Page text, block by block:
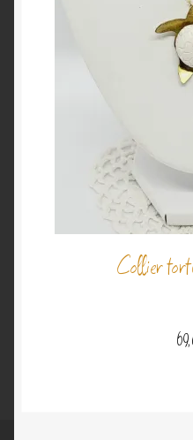
Collier